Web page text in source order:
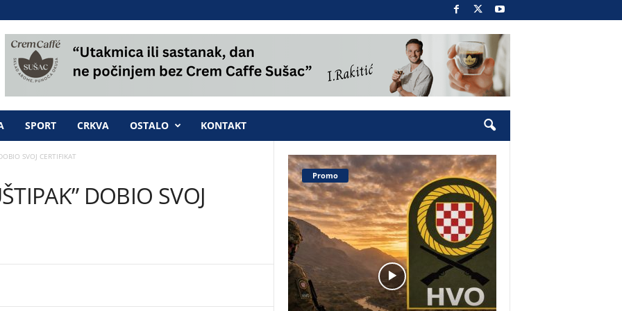
SPORT CRKVA OSTALO KONTAKT
SVOJ CERTIFIKAT
DOBIO SVOJ
Promo